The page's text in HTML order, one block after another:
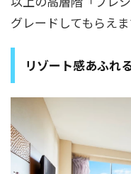
グレードしてもらえま
リゾート感あふれ